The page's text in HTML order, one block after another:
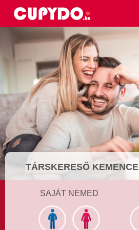
TÁRSKERESŐ KEMENCE
SAJÁT NEMED